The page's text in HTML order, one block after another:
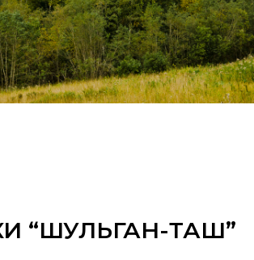
“ШУЛЬГАН-ТАШ”